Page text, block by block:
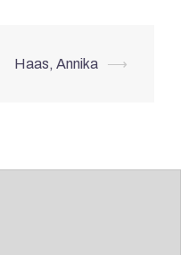
Haas, Annika ⟶